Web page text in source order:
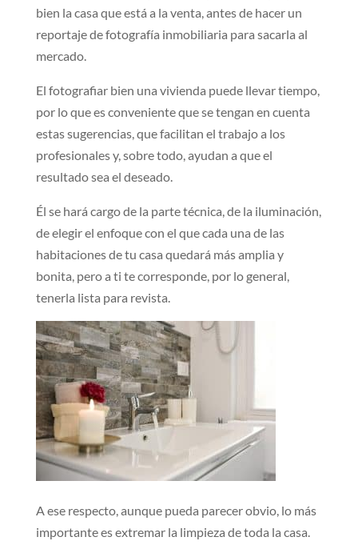
bien la casa que está a la venta, antes de hacer un
reportaje de fotografía inmobiliaria para sacarla al
mercado.
El fotografiar bien una vivienda puede llevar tiempo,
por lo que es conveniente que se tengan en cuenta
estas sugerencias, que facilitan el trabajo a los
profesionales y, sobre todo, ayudan a que el
resultado sea el deseado.
Él se hará cargo de la parte técnica, de la iluminación,
de elegir el enfoque con el que cada una de las
habitaciones de tu casa quedará más amplia y
bonita, pero a ti te corresponde, por lo general,
tenerla lista para revista.
A ese respecto, aunque pueda parecer obvio, lo más
importante es extremar la limpieza de toda la casa.